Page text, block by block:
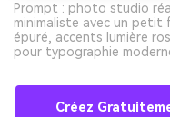
Prompt : photo studio
minimaliste avec un petit
épuré, accents lumière
pour typographie
Créez